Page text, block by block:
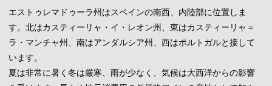
エストゥレマドゥーラ州はスペインの南西、内陸部に位置しま
す。北はカスティーリャ・イ・レオン州、東はカスティーリャ＝
ラ・マンチャ州、南はアンダルシア州、西はポルトガルと接して
います。
夏は非常に暑く冬は厳寒、雨が少なく、気候は大西洋からの影響